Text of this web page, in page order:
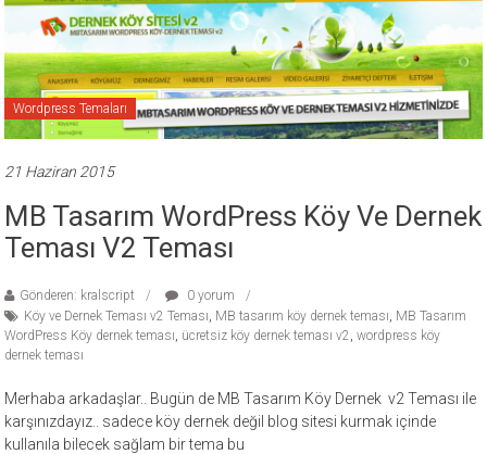
profesyonel
scriptler,
ücretsiz
temalar,
ücretli
temalar,
wordpress
php
temaları,
download
sitesi.
Wordpress Temaları
21 Haziran 2015
MB Tasarım WordPress Köy Ve Dernek
Teması V2 Teması
Gönderen: kralscript
0 yorum
Köy ve Dernek Teması v2 Teması MB tasarım köy dernek teması MB Tasarım
WordPress Köy dernek teması ücretsiz köy dernek teması v2 ,wordpress köy
dernek teması
Merhaba arkadaşlar.. Bugün de MB Tasarım Köy Dernek v2 Teması ile
karşınızdayız.. sadece köy dernek değil blog sitesi kurmak içinde
kullanıla bilecek sağlam bir tema bu